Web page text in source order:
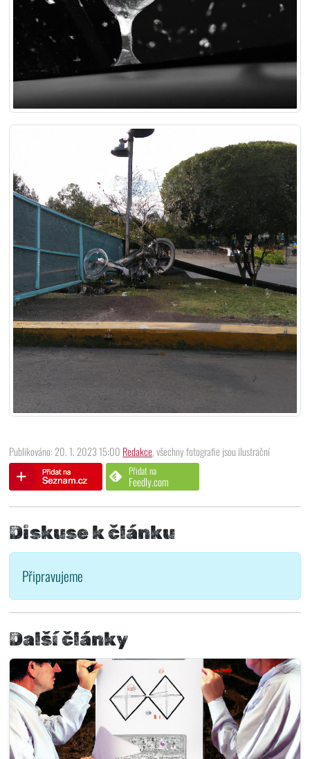
Publikováno: 20. 1. 2023 15:00 Redakce, všechny fotografie jsou ilustrační
Přidat na
Feedly.com
Diskuse k článku
Připravujeme
Další články